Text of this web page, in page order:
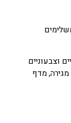
וצבעוניים
מדף